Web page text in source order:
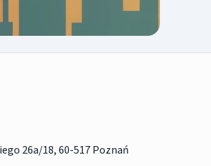
26a/18, 60-517 Poznań